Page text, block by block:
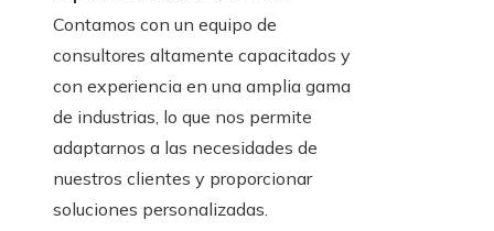
Contamos con un equipo de
consultores altamente capacitados y
con experiencia en una amplia gama
de industrias, lo que nos permite
adaptarnos a las necesidades de
nuestros clientes y proporcionar
soluciones personalizadas.